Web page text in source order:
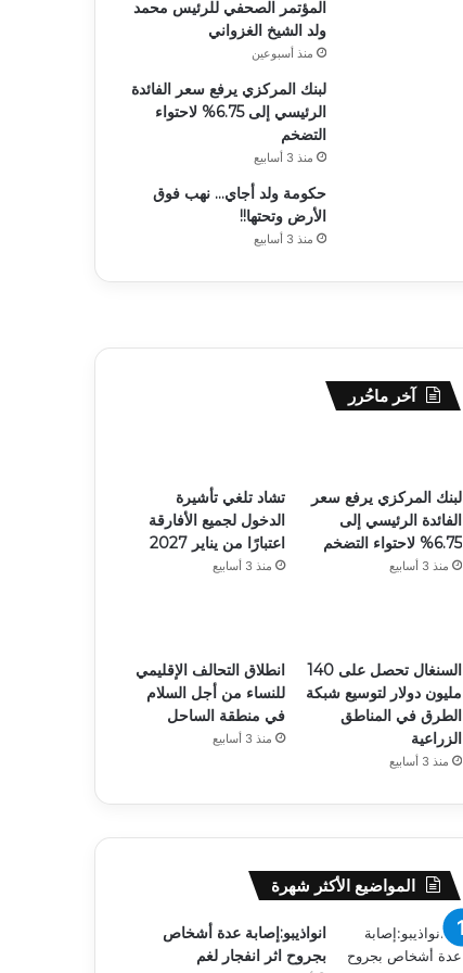
المؤتمر الصحفي للرئيس محمد
ولد الشيخ الغزواني
منذ أسبوعين
لبنك المركزي يرفع سعر الفائدة
الرئيسي إلى 6.75% لاحتواء
التضخم
منذ 3 أسابيع
حكومة ولد أجاي… نهب فوق
الأرض وتحتها!!
منذ 3 أسابيع
آخر ماحُرر
لبنك المركزي يرفع سعر
الفائدة الرئيسي إلى
6.75% لاحتواء التضخم
منذ 3 أسابيع
تشاد تلغي تأشيرة
الدخول لجميع الأفارقة
اعتبارًا من يناير 2027
منذ 3 أسابيع
السنغال تحصل على 140
مليون دولار لتوسيع شبكة
الطرق في المناطق
الزراعية
منذ 3 أسابيع
انطلاق التحالف الإقليمي
للنساء من أجل السلام
في منطقة الساحل
منذ 3 أسابيع
المواضيع الأكثر شهرة
انواذيبو:إصابة عدة أشخاص
بجروح اثر انفجار لغم